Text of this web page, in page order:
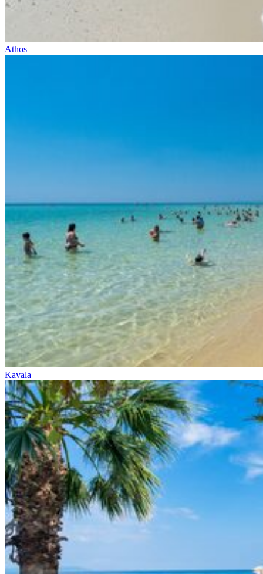
Athos
Kavala